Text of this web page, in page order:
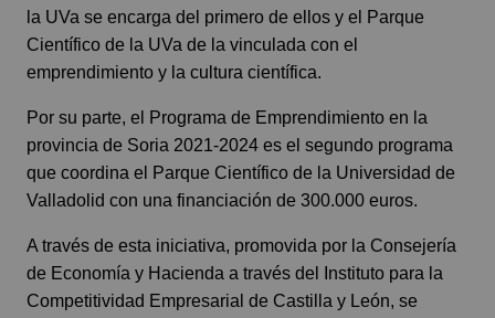
la UVa se encarga del primero de ellos y el Parque
Científico de la UVa de la vinculada con el
emprendimiento y la cultura científica.
Por su parte, el Programa de Emprendimiento en la
provincia de Soria 2021-2024 es el segundo programa
que coordina el Parque Científico de la Universidad de
Valladolid con una financiación de 300.000 euros.
A través de esta iniciativa, promovida por la Consejería
de Economía y Hacienda a través del Instituto para la
Competitividad Empresarial de Castilla y León, se